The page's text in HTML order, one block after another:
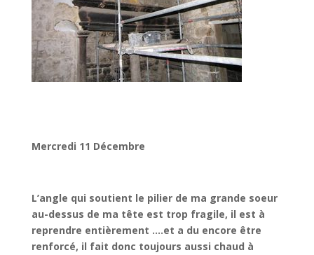
Mercredi 11 Décembre
L’angle qui soutient le pilier de ma grande soeur
au-dessus de ma tête est trop fragile, il est à
reprendre entièrement ….et a du encore être
renforcé, il fait donc toujours aussi chaud à